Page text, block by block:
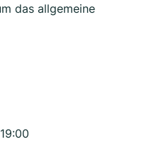
das allgemeine